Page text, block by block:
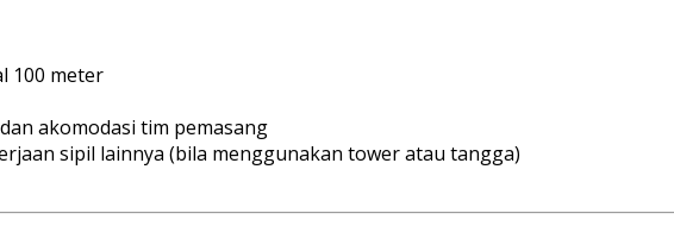
100 meter
akomodasi tim pemasang
sipil lainnya (bila menggunakan tower atau tangga)